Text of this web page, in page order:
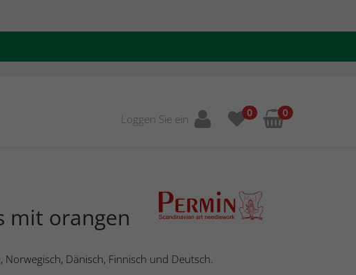
Loggen Sie ein 0 0
mit orangen
Norwegisch, Dänisch, Finnisch und Deutsch.